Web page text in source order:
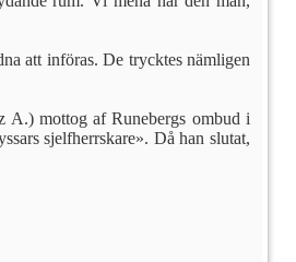
att införas. De trycktes nämligen
A.) mottog af Runebergs ombud i
sjelfherrskare». Då han slutat,